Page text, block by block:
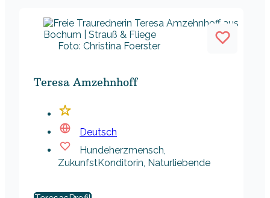
Foto: Christina Foerster
Teresa Amzehnhoff
Deutsch
Hundeherzmensch,
ZukunfstKonditorin, Naturliebende